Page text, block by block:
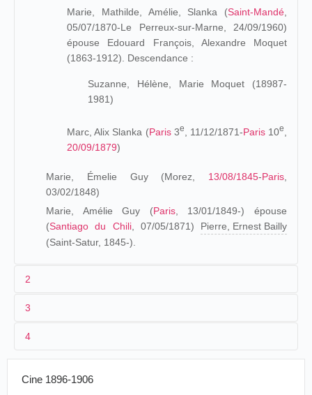
Marie, Mathilde, Amélie, Slanka (Saint-Mandé,
05/07/1870-Le Perreux-sur-Marne, 24/09/1960)
épouse Edouard François, Alexandre Moquet
(1863-1912). Descendance :
Suzanne, Hélène, Marie Moquet (18987-
1981)
Marc, Alix Slanka (Paris3e , 11/12/1871-Paris10e
20/09/1879)
Marie, Émelie Guy (Morez, 13/08/1845-Paris
03/02/1848)
Marie, Amélie Guy (Paris, 13/01/1849-) épouse
(Santiago du Chili, 07/05/1871) Pierre, Ernest Bailly
(Saint-Satur, 1845-).
2
reprend lemétier d'horlogerde son beau-père, Pierre
Simon Forestier. La famille quitte Morez, en 1845, après la
3
différentes sources qu'elle a laissées :
4
Cine 1896-1906